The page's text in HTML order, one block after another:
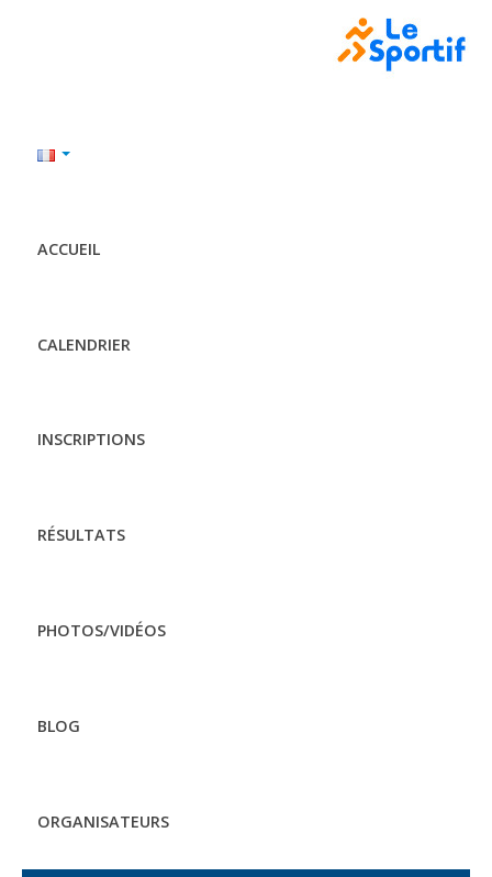
ACCUEIL
CALENDRIER
INSCRIPTIONS
RÉSULTATS
PHOTOS/VIDÉOS
BLOG
ORGANISATEURS